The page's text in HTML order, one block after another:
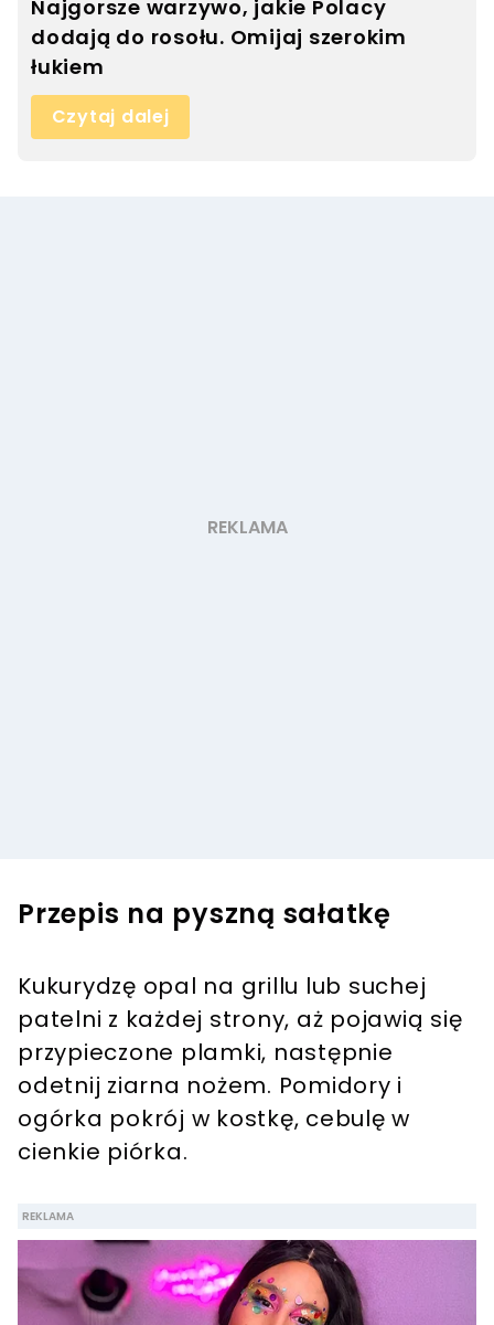
Najgorsze warzywo, jakie Polacy
dodają do rosołu. Omijaj szerokim
łukiem
Czytaj dalej
Przepis na pyszną sałatkę
Kukurydzę opal na grillu lub suchej
patelni z każdej strony, aż pojawią się
przypieczone plamki, następnie
odetnij ziarna nożem. Pomidory i
ogórka pokrój w kostkę, cebulę w
cienkie piórka.